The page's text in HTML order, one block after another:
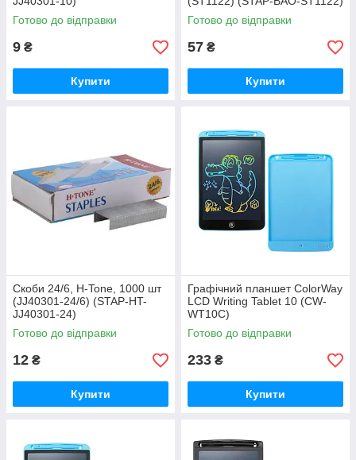
Готово до відправки
9 ₴
Купити
Готово до відправки
57 ₴
Купити
Скоби 24/6, H-Tone, 1000 шт
(JJ40301-24/6) (STAP-HT-
JJ40301-24)
Готово до відправки
12 ₴
Купити
Графічний планшет ColorWay
LCD Writing Tablet 10 (CW-
WT10C)
Готово до відправки
233 ₴
Купити